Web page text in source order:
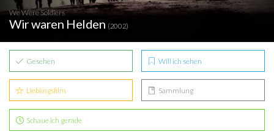
We Were Soldiers
Wir waren Helden (2002)
Gesehen Will ich sehen
Lieblingsfilm Sammlung
Schaue ich gerade